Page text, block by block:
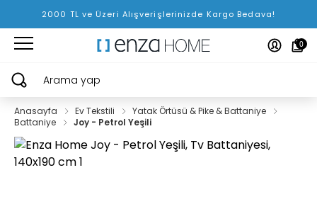
2000 TL ve Üzeri Alışverişlerinizde Kargo Bedava!
0
Arama yap
Anasayfa Ev Tekstili
Yatak Örtüsü & Pike & Battaniye
Battaniye
Joy - Petrol Yeşili